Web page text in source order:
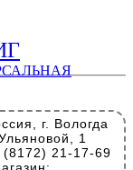
г. Вологда
1
21-17-69